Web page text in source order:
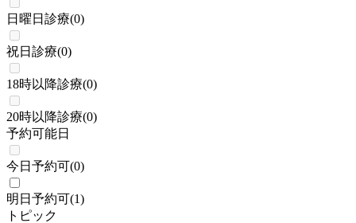
日曜日診療(0)
祝日診療(0)
18時以降診療(0)
20時以降診療(0)
予約可能日
今日予約可(0)
明日予約可(1)
トピック